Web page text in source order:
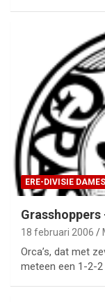
ERE-DIVISIE DAMES
Grasshoppers
18 februari 2006
Orca’s, dat met
meteen een 1-2-